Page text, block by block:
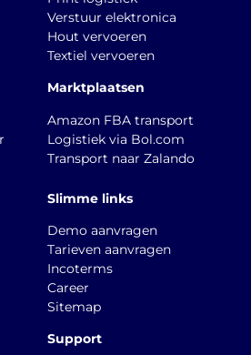
Verstuur elektronica
Hout vervoeren
Textiel vervoeren
Marktplaatsen
Amazon FBA transport
Logistiek via Bol.com
Transport naar Zalando
Slimme links
Demo aanvragen
Tarieven aanvragen
Incoterms
Career
Sitemap
Support